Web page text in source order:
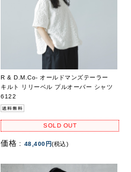
R & D.M.Co- オールドマンズテーラー
キルト リリーベル プルオーバー シャツ
6122
SOLD OUT
価格 : 48,400円(税込)